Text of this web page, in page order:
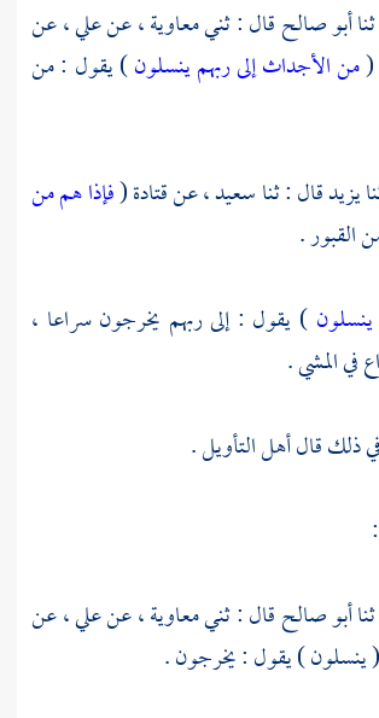
أبو صالحقال : ثنيمعاوية ،عنعلي ،عن
(من الأجداث إلى ربهم ينسلون) يقول : من
يزيدقال : ثناسعيد ،عنقتادة(فإذا هم من
القبور .
) يقول : إلى ربهم يخرجون سراعا ،
في المشي .
ذلك قال أهل التأويل .
أبو صالحقال : ثنيمعاوية ،عنعلي ،عن
ينسلون ) يقول : يخرجون .